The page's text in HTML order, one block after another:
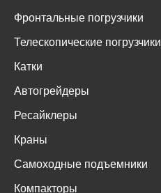
Фронтальные погрузчики
Телескопические погрузчики
Катки
Автогрейдеры
Ресайклеры
Краны
Самоходные подъемники
Компакторы